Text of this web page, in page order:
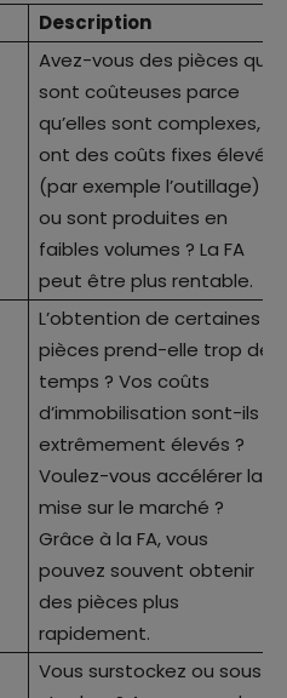
Description
Avez-vous des pièces qui
sont coûteuses parce
qu’elles sont complexes,
ont des coûts fixes élevés
(par exemple l’outillage)
ou sont produites en
faibles volumes ? La FA
peut être plus rentable.
L’obtention de certaines
pièces prend-elle trop de
temps ? Vos coûts
d’immobilisation sont-ils
extrêmement élevés ?
Voulez-vous accélérer la
mise sur le marché ?
Grâce à la FA, vous
pouvez souvent obtenir
des pièces plus
rapidement.
Vous surstockez ou sous-